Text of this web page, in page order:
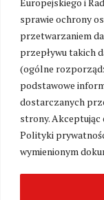
sprawie ochrony
przetwarzaniem
przepływu takich
(ogólne
podstawowe
dostarczanych
strony. Akceptując
Polityki
wymienionym
W związku z
platformy
z zalewem
komentowania
wkrótce
kulturalnej
wyłącznie dla
Patronów